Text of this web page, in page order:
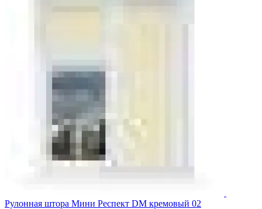
Рулонная штора Мини Респект DM кремовый 02